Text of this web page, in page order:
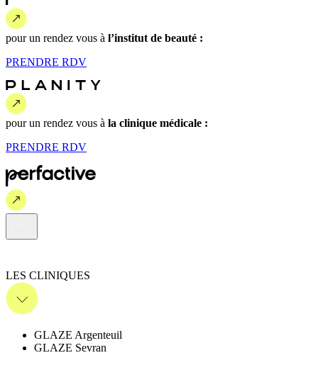
pour un rendez vous à l’institut de beauté :
PRENDRE RDV
pour un rendez vous à la clinique médicale :
PRENDRE RDV
LES CLINIQUES
GLAZE Argenteuil
GLAZE Sevran